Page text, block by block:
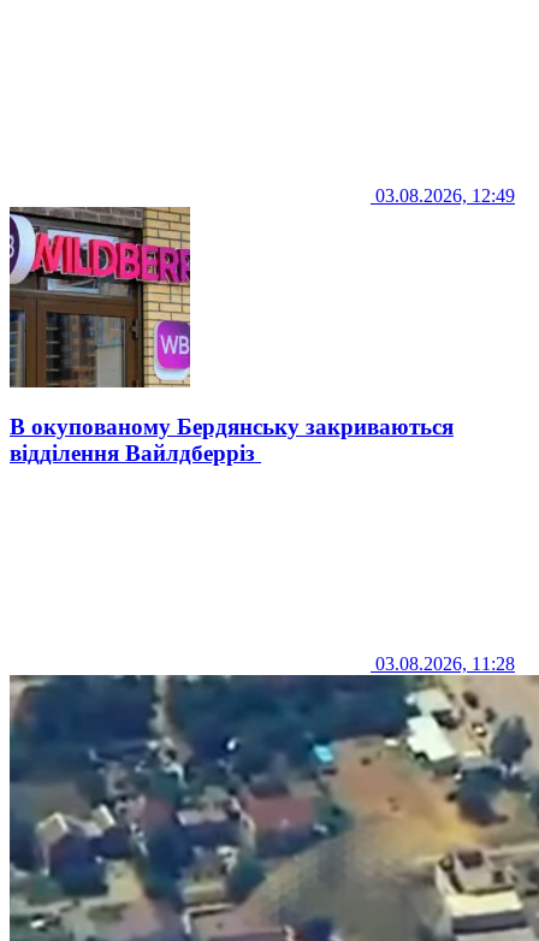
03.08.2026, 12:49
В окупованому Бердянську закриваються
відділення Вайлдберріз
03.08.2026, 11:28